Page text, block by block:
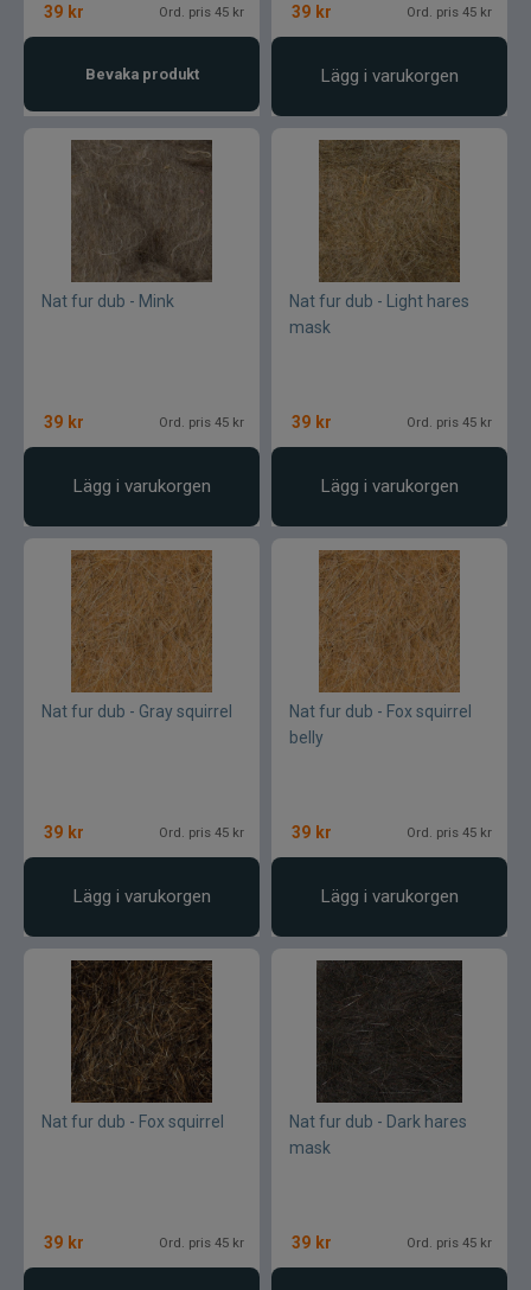
39 kr Ord. pris 45 kr
Bevaka produkt
39 kr Ord. pris 45 kr
Lägg i varukorgen
Nat fur dub - Mink
39 kr Ord. pris 45 kr
Lägg i varukorgen
Nat fur dub - Light hares
mask
39 kr Ord. pris 45 kr
Lägg i varukorgen
Nat fur dub - Gray squirrel
39 kr Ord. pris 45 kr
Lägg i varukorgen
Nat fur dub - Fox squirrel
belly
39 kr Ord. pris 45 kr
Lägg i varukorgen
Nat fur dub - Fox squirrel
39 kr Ord. pris 45 kr
Nat fur dub - Dark hares
mask
39 kr Ord. pris 45 kr